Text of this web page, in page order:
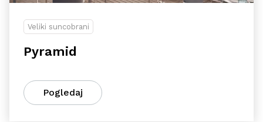
Veliki suncobrani
Pyramid
Pogledaj